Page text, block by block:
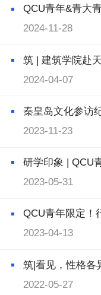
QCU青年&青大
2024-11-28
筑 | 建筑学院赴
2024-04-07
秦皇岛文化参访
2023-11-23
研学印象 | QCU
2023-05-31
QCU青年限定！
2023-04-13
筑|看见，性格各
2022-05-27